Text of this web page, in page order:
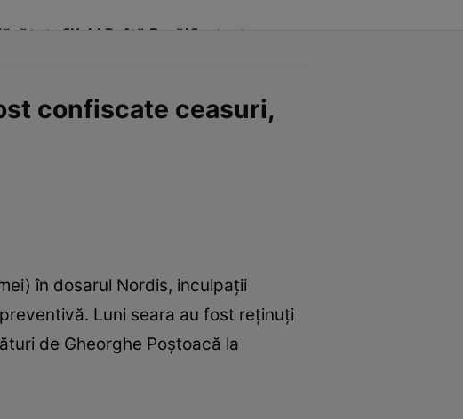
Click! Poftă Bună!Contact
confiscate ceasuri,
în dosarul Nordis, inculpaţii
Luni seara au fost reținuți
de Gheorghe Poştoacă la